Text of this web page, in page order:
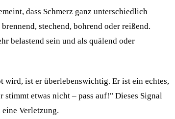
dass Schmerz ganz unterschiedlich
stechend, bohrend oder reißend.
belastend sein und als quälend oder
wird, ist er überlebenswichtig. Er ist ein echtes,
etwas nicht – pass auf!" Dieses Signal
Verletzung.